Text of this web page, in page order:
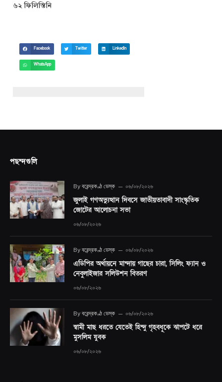
৬২ ফিলিস্তিনি
Facebook Twitter LinkedIn
WhatsApp
পছন্দগুলি
By বরেন্দ্রকণ্ঠ ডেস্ক ০৬/০৮/২০২৬
জুলাই গণঅভ্যুত্থান দিবসে জাতীয়তাবাদী সাংস্কৃতিক
জোটের আলোচনা সভা
০৬/০৮/২০২৬
By বরেন্দ্রকণ্ঠ ডেস্ক ০৬/০৮/২০২৬
এডিপির অর্থায়নে মান্দায় গাছের চারা, সিলিং ফ্যান ও
নেবুলাইজার সলিউশন বিতরণ
০৬/০৮/২০২৬
By বরেন্দ্রকণ্ঠ ডেস্ক ০৬/০৮/২০২৬
স্বামী মাছ ধরতে যেতেই হিন্দু গৃহবধূকে ঝাপটে ধরে
মুসলিম যুবক
০৬/০৮/২০২৬